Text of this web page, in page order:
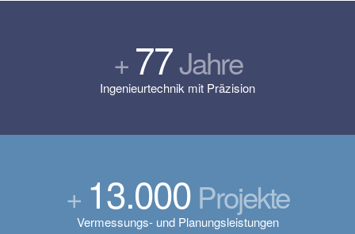
+77Jahre
Ingenieurtechnik mit Präzision
+ 13.000 Projekte
Vermessungs- und Planungsleistungen